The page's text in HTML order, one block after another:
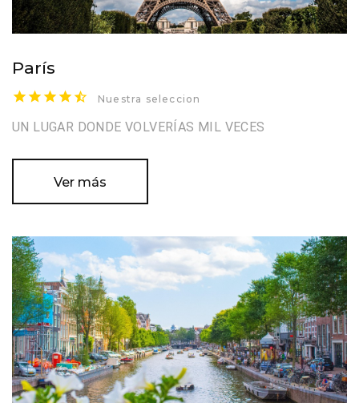
París
Nuestra seleccion
UN LUGAR DONDE VOLVERÍAS MIL VECES
Ver más